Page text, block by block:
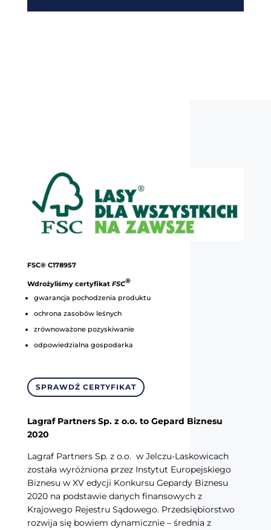
FSC® C178957
Wdrożyliśmy certyfikat FSC®
gwarancja pochodzenia produktu
ochrona zasobów leśnych
zrównoważone pozyskiwanie
odpowiedzialna gospodarka
SPRAWDŹ CERTYFIKAT
Lagraf Partners Sp. z o.o. to Gepard Biznesu
2020
Lagraf Partners Sp. z o.o. w Jelczu-Laskowicach
została wyróżniona przez Instytut Europejskiego
Biznesu w XV edycji Konkursu Gepardy Biznesu
2020 na podstawie danych finansowych z
Krajowego Rejestru Sądowego. Przedsiębiorstwo
rozwija się bowiem dynamicznie – średnia z